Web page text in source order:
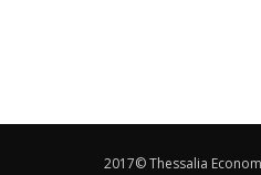
2017© Thessalia